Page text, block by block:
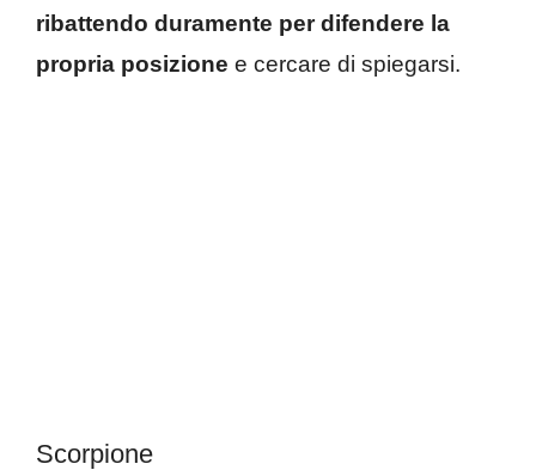
ribattendo duramente per difendere la
propria posizione e cercare di spiegarsi.
Scorpione